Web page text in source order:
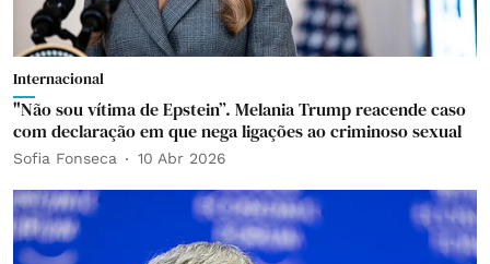
Internacional
"Não sou vítima de Epstein”. Melania Trump reacende caso
com declaração em que nega ligações ao criminoso sexual
Sofia Fonseca 10 Abr 2026